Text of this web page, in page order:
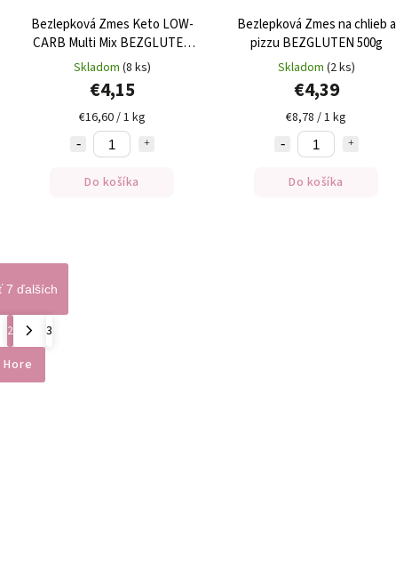
Bezlepková Zmes Keto LOW-
CARB Multi Mix BEZGLUTEN
250g
Skladom (8 ks)
€4,15
€16,60 / 1 kg
Do košíka
Bezlepková Zmes na chlieb a
pizzu BEZGLUTEN 500g
Skladom (2 ks)
€4,39
€8,78 / 1 kg
Do košíka
7 ďalších
2
3
Hore